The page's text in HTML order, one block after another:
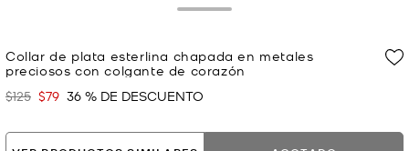
Collar de plata esterlina chapada en metales
preciosos con colgante de corazón
Era
$125 Ahora
$79 36 % DE DESCUENTO